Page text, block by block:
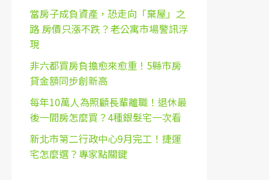
當房子成負資產，恐走向「棄屋」之
路 房價只漲不跌？老公寓市場警訊浮
現
非六都買房負擔愈來愈重！5縣市房
貸金額同步創新高
每年10萬人為照顧長輩離職！退休最
後一間房怎麼買？4種銀髮宅一次看
新北市第二行政中心9月完工！捷運
宅怎麼選？專家點關鍵